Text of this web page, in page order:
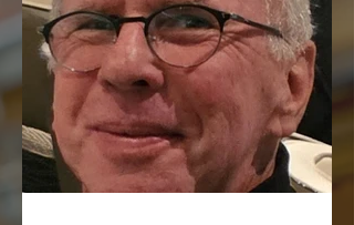
espaços museológicos ao colocar em
simbiose a chamada "alta cultura" e as
manifestações da cultura de massa
digital.